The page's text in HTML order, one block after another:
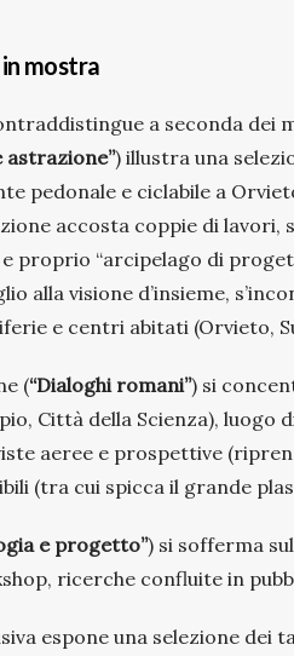
mostra
a seconda dei
astrazione”) illustra una
pedonale e ciclabile a
accosta coppie di
proprio “arcipelago di
alla visione d’insieme,
e centri abitati (Orvieto,
(“Dialoghi romani”) si
Città della Scienza),
aeree e prospettive
(tra cui spicca il grande
e progetto”) si sofferma
ricerche confluite in
espone una selezione